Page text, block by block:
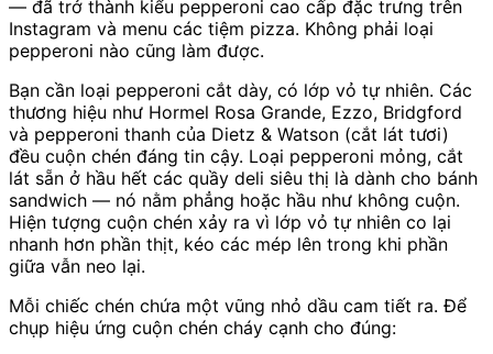
— đã trở thành kiểu pepperoni cao cấp đặc trưng trên
Instagram và menu các tiệm pizza. Không phải loại
pepperoni nào cũng làm được.
Bạn cần loại pepperoni cắt dày, có lớp vỏ tự nhiên. Các
thương hiệu như Hormel Rosa Grande, Ezzo, Bridgford
và pepperoni thanh của Dietz & Watson (cắt lát tươi)
đều cuộn chén đáng tin cậy. Loại pepperoni mỏng, cắt
lát sẵn ở hầu hết các quầy deli siêu thị là dành cho bánh
sandwich — nó nằm phẳng hoặc hầu như không cuộn.
Hiện tượng cuộn chén xảy ra vì lớp vỏ tự nhiên co lại
nhanh hơn phần thịt, kéo các mép lên trong khi phần
giữa vẫn neo lại.
Mỗi chiếc chén chứa một vũng nhỏ dầu cam tiết ra. Để
chụp hiệu ứng cuộn chén cháy cạnh cho đúng: